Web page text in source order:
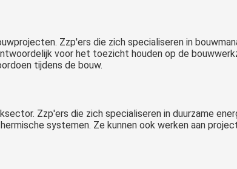
Zzp'ers die zich specialiseren in
voor het toezicht houden op de
tijdens de bouw.
Zzp'ers die zich specialiseren in duurzame
systemen. Ze kunnen ook werken aan